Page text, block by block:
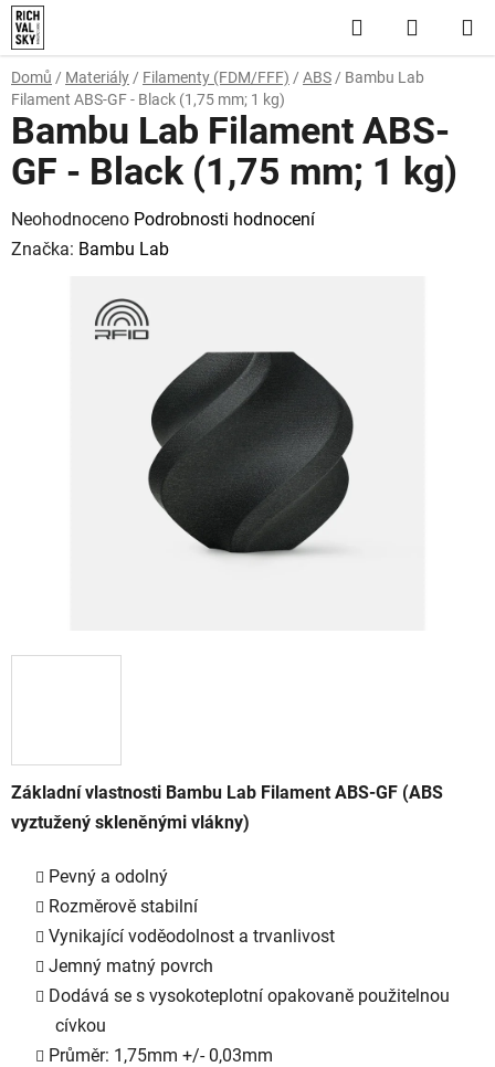
Přejít
na
obsah
Hledat
KOŠÍK
Domů / Materiály / Filamenty (FDM/FFF) / ABS / Bambu Lab
Filament ABS-GF - Black (1,75 mm; 1 kg)
Základní vlastnosti Bambu Lab Filament ABS-GF (ABS
vyztužený skleněnými vlákny)
Pevný a odolný
Rozměrově stabilní
Vynikající voděodolnost a trvanlivost
Jemný matný povrch
Dodává se s vysokoteplotní opakovaně použitelnou
cívkou
Průměr: 1,75mm +/- 0,03mm
Bambu Lab Filament ABS-
GF - Black (1,75 mm; 1 kg)
Průměrné
hodnocení
Neohodnoceno Podrobnosti hodnocení
Značka: Bambu Lab